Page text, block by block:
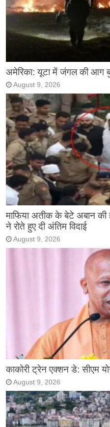
अमेरिका: यूटा में जंगल की आग
August 9, 2026
माफिया अतीक के बेटे अबान
ने रोते हुए दी अंतिम विदाई
August 9, 2026
काकोरी ट्रेन एक्शन डे: सीएम
August 9, 2026